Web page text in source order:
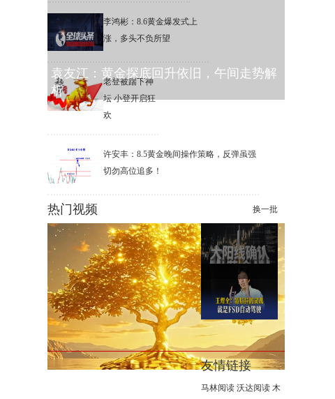
李鸿彬：8.6黄金爆发式上
涨，多头不负所望
老登被踹下神
坛 小登开启狂
欢
许安丰：8.5黄金晚间操作策略，反弹虽强
切勿高位追多！
热门视频 换一批
袁友江：黄金探底回升依旧，午间走势解
析
贵金属大涨，这就是念念不忘
必有回响
8月6日-黄金这根大阳线出来之
后，我只做一个方向。
王煜全：特斯拉的灵魂就是
FSD自动驾驶
友情链接
马林阅读 沃达阅读 木